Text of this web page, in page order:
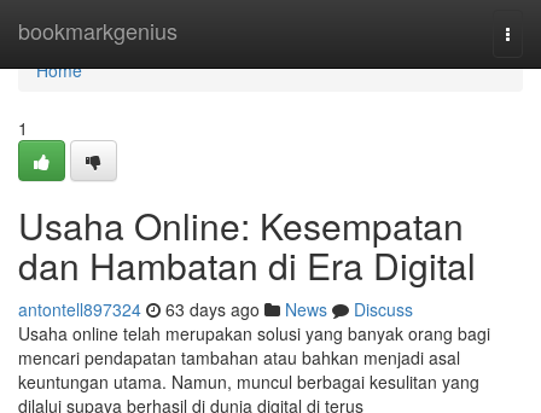
bookmarkgenius
Home
Home
1
Usaha Online: Kesempatan
dan Hambatan di Era Digital
antontell897324 63 days ago News
Discuss
Usaha online telah merupakan solusi yang banyak orang bagi
mencari pendapatan tambahan atau bahkan menjadi asal
keuntungan utama. Namun, muncul berbagai kesulitan yang
dilalui supaya berhasil di dunia digital di terus